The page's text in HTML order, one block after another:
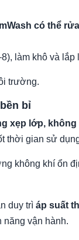
có thể
làm khô và lắp
trường.
bỉ
xẹp lớp,
thời gian sử
không khí ổn
duy trì áp suất
năng vận hành.